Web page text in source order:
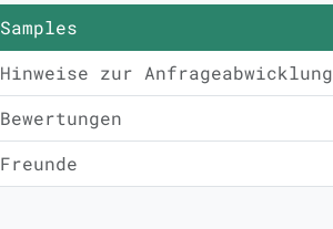
Samples
Hinweise zur Anfrageabwicklung
Bewertungen
Freunde